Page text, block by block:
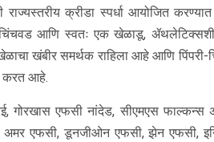
राज्यस्तरीय क्रीडा स्पर्धा आयोजित
चिंचवड आणि स्वतः एक खेळाडू,
खंबीर समर्थक राहिला आहे आणि पिंपरी-
करत आहे.
गोरखास एफसी नांदेड, सीएमएस
अमर एफसी, डूनजीओन एफसी, झेन एफसी,